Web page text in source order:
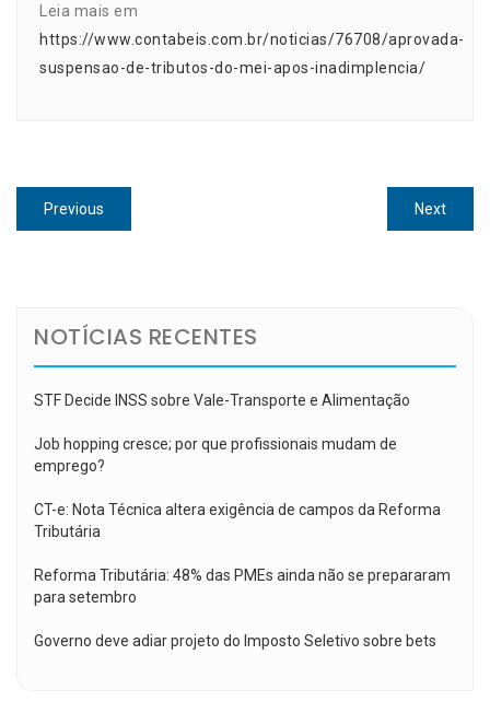
Leia mais em
https://www.contabeis.com.br/noticias/76708/aprovada-
suspensao-de-tributos-do-mei-apos-inadimplencia/
Navegação
de
Previous
post:
NextNext
post:
NOTÍCIAS RECENTES
STF Decide INSS sobre Vale-Transporte e Alimentação
Job hopping cresce; por que profissionais mudam de
emprego?
CT-e: Nota Técnica altera exigência de campos da Reforma
Tributária
Reforma Tributária: 48% das PMEs ainda não se prepararam
para setembro
Governo deve adiar projeto do Imposto Seletivo sobre bets